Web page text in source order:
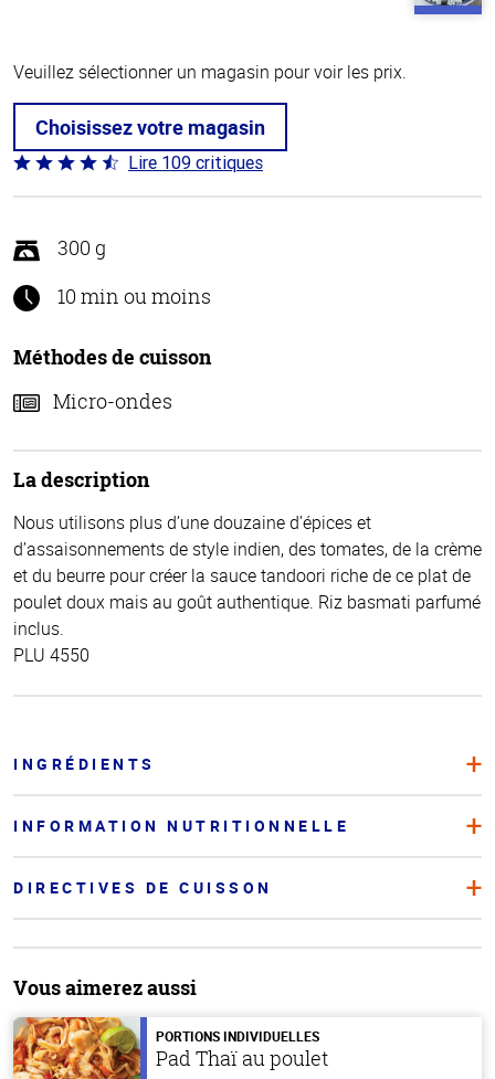
Veuillez sélectionner un magasin pour voir les prix.
Choisissez votre magasin
Coté
4.3 sur
Lire 109 critiques
300 g
10 min ou moins
Méthodes de cuisson
Micro-ondes
La description
Nous utilisons plus d’une douzaine d’épices et
d’assaisonnements de style indien, des tomates, de la crème
et du beurre pour créer la sauce tandoori riche de ce plat de
poulet doux mais au goût authentique. Riz basmati parfumé
inclus.
PLU 4550
INGRÉDIENTS
INFORMATION NUTRITIONNELLE
DIRECTIVES DE CUISSON
Vous aimerez aussi
PORTIONS INDIVIDUELLES
Pad Thaï au poulet